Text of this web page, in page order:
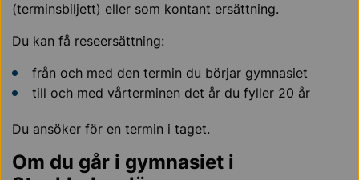
(terminsbiljett) eller som kontant ersättning.
Du kan få reseersättning:
från och med den termin du börjar gymnasiet
till och med vårterminen det år du fyller 20 år
Du ansöker för en termin i taget.
Om du går i gymnasiet i